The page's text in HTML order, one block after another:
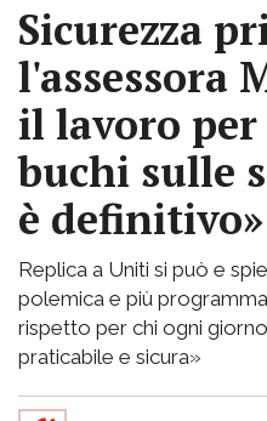
Sicurezza
l'assessora
il lavoro
buchi sulle
è definitivo»
Replica a Uniti si può e
polemica e più
rispetto per chi ogni
praticabile e sicura»